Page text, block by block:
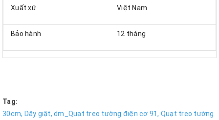
Xuất xứ Việt Nam
Bảo hành 12 tháng
Tag:
30cm, Dây giật, dm_Quạt treo tường điện cơ 91, Quạt treo tường